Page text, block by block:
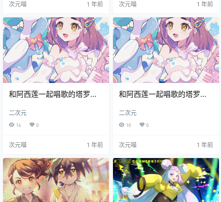
次元喵 1 年前 次元喵 1 年前
和阿西莲一起唱歌的塔罗酱
二次元
16 0
次元喵 1 年前
和阿西莲一起唱歌的塔罗酱
二次元
10 0
次元喵 1 年前